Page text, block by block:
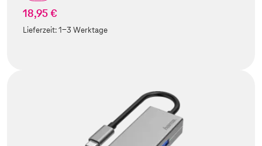
18,95 €
Lieferzeit:1-3 Werktage